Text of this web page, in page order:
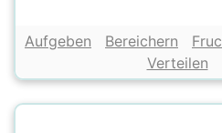
Aufgeben Bereichern
Verteilen